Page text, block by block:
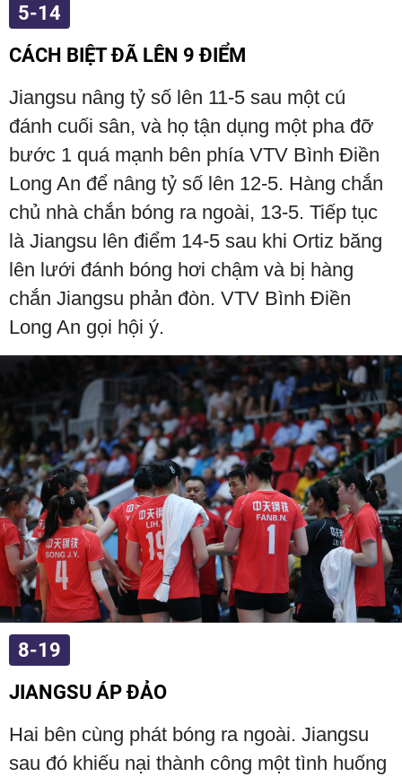
5-14
CÁCH BIỆT ĐÃ LÊN 9 ĐIỂM
Jiangsu nâng tỷ số lên 11-5 sau một cú
đánh cuối sân, và họ tận dụng một pha đỡ
bước 1 quá mạnh bên phía VTV Bình Điền
Long An để nâng tỷ số lên 12-5. Hàng chắn
chủ nhà chắn bóng ra ngoài, 13-5. Tiếp tục
là Jiangsu lên điểm 14-5 sau khi Ortiz băng
lên lưới đánh bóng hơi chậm và bị hàng
chắn Jiangsu phản đòn. VTV Bình Điền
Long An gọi hội ý.
8-19
JIANGSU ÁP ĐẢO
Hai bên cùng phát bóng ra ngoài. Jiangsu
sau đó khiếu nại thành công một tình huống